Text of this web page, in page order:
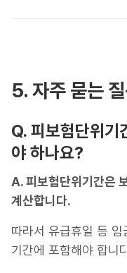
5. 자주 묻는
Q. 피보험단위기
야 하나요?
A. 피보험단위기간은
계산합니다.
따라서 유급휴일 등
기간에 포함해야 합니